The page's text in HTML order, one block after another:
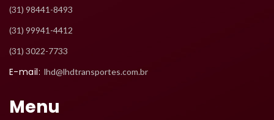
(31) 98441-8493
(31) 99941-4412
(31) 3022-7733
E-mail: lhd@lhdtransportes.com.br
Menu